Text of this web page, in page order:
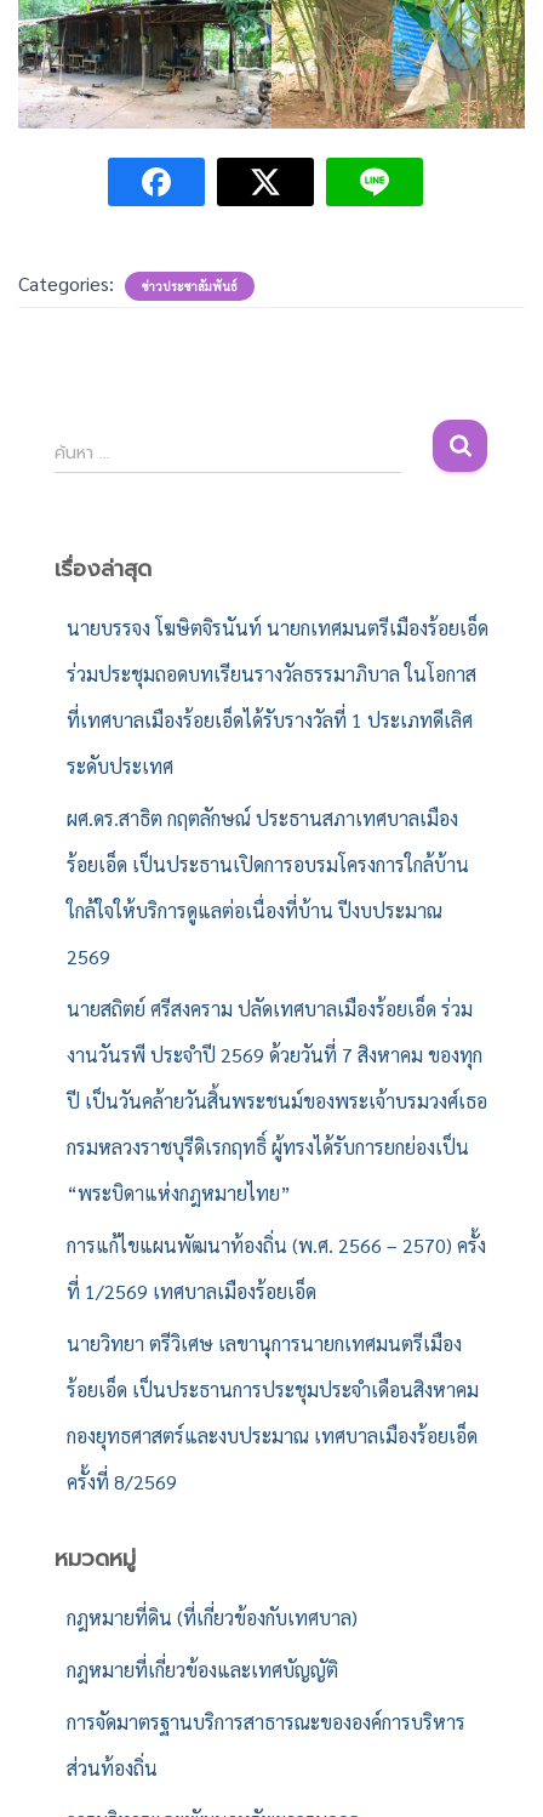
Categories: ข่าวประชาสัมพันธ์
ค้
น
สำ
ค้นหา …
เรื่องล่าสุด
นายบรรจง โฆษิตจิรนันท์ นายกเทศมนตรีเมืองร้อยเอ็ด
ร่วมประชุมถอดบทเรียนรางวัลธรรมาภิบาล ในโอกาส
ที่เทศบาลเมืองร้อยเอ็ดได้รับรางวัลที่ 1 ประเภทดีเลิศ
ระดับประเทศ
ผศ.ดร.สาธิต กฤตลักษณ์ ประธานสภาเทศบาลเมือง
ร้อยเอ็ด เป็นประธานเปิดการอบรมโครงการใกล้บ้าน
ใกล้ใจให้บริการดูแลต่อเนื่องที่บ้าน ปีงบประมาณ
2569
นายสถิตย์ ศรีสงคราม ปลัดเทศบาลเมืองร้อยเอ็ด ร่วม
งานวันรพี ประจำปี 2569 ด้วยวันที่ 7 สิงหาคม ของทุก
ปี เป็นวันคล้ายวันสิ้นพระชนม์ของพระเจ้าบรมวงศ์เธอ
กรมหลวงราชบุรีดิเรกฤทธิ์ ผู้ทรงได้รับการยกย่องเป็น
“พระบิดาแห่งกฎหมายไทย”
การแก้ไขแผนพัฒนาท้องถิ่น (พ.ศ. 2566 – 2570) ครั้ง
ที่ 1/2569 เทศบาลเมืองร้อยเอ็ด
นายวิทยา ตรีวิเศษ เลขานุการนายกเทศมนตรีเมือง
ร้อยเอ็ด เป็นประธานการประชุมประจำเดือนสิงหาคม
กองยุทธศาสตร์และงบประมาณ เทศบาลเมืองร้อยเอ็ด
ครั้งที่ 8/2569
หมวดหมู่
กฎหมายที่ดิน (ที่เกี่ยวข้องกับเทศบาล)
กฎหมายที่เกี่ยวข้องและเทศบัญญัติ
การจัดมาตรฐานบริการสาธารณะขององค์การบริหาร
ส่วนท้องถิ่น